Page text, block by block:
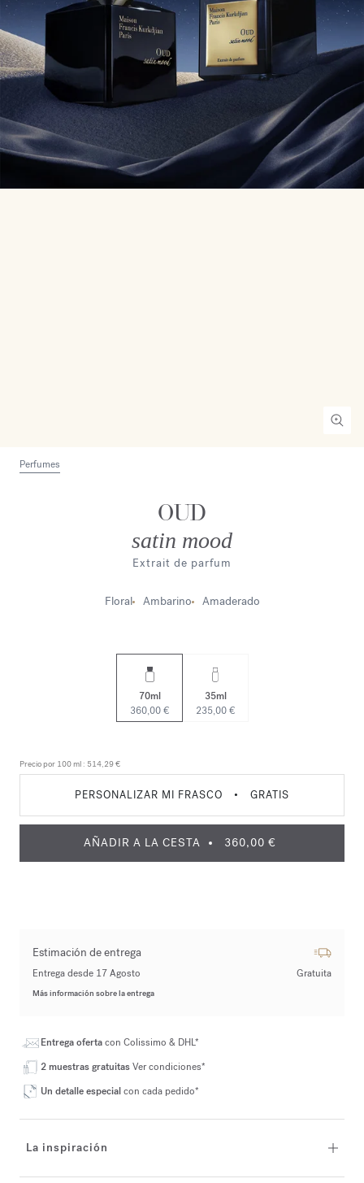
Perfumes
OUD
satin mood
Extrait de parfum
Floral Ambarino Amaderado
70ml
360,00 €
35ml
235,00 €
Precio por 100 ml : 514,29 €
PERSONALIZAR MI FRASCO • GRATIS
AÑADIR A LA CESTA 360,00 €
Estimación de entrega
Entrega desde 17 Agosto Gratuita
Más información sobre la entrega
Entrega ofertacon Colissimo & DHL*
2 muestras gratuitasVer condiciones*
Un detalle especialcon cada pedido*
La inspiración